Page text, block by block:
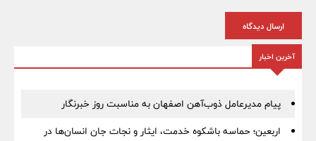
ارسال دیدگاه
آخرین اخبار
پیام مدیرعامل ذوب‌آهن اصفهان به مناسبت روز خبرنگار
اربعین؛ حماسه باشکوه خدمت، ایثار و نجات جان انسان‌ها در